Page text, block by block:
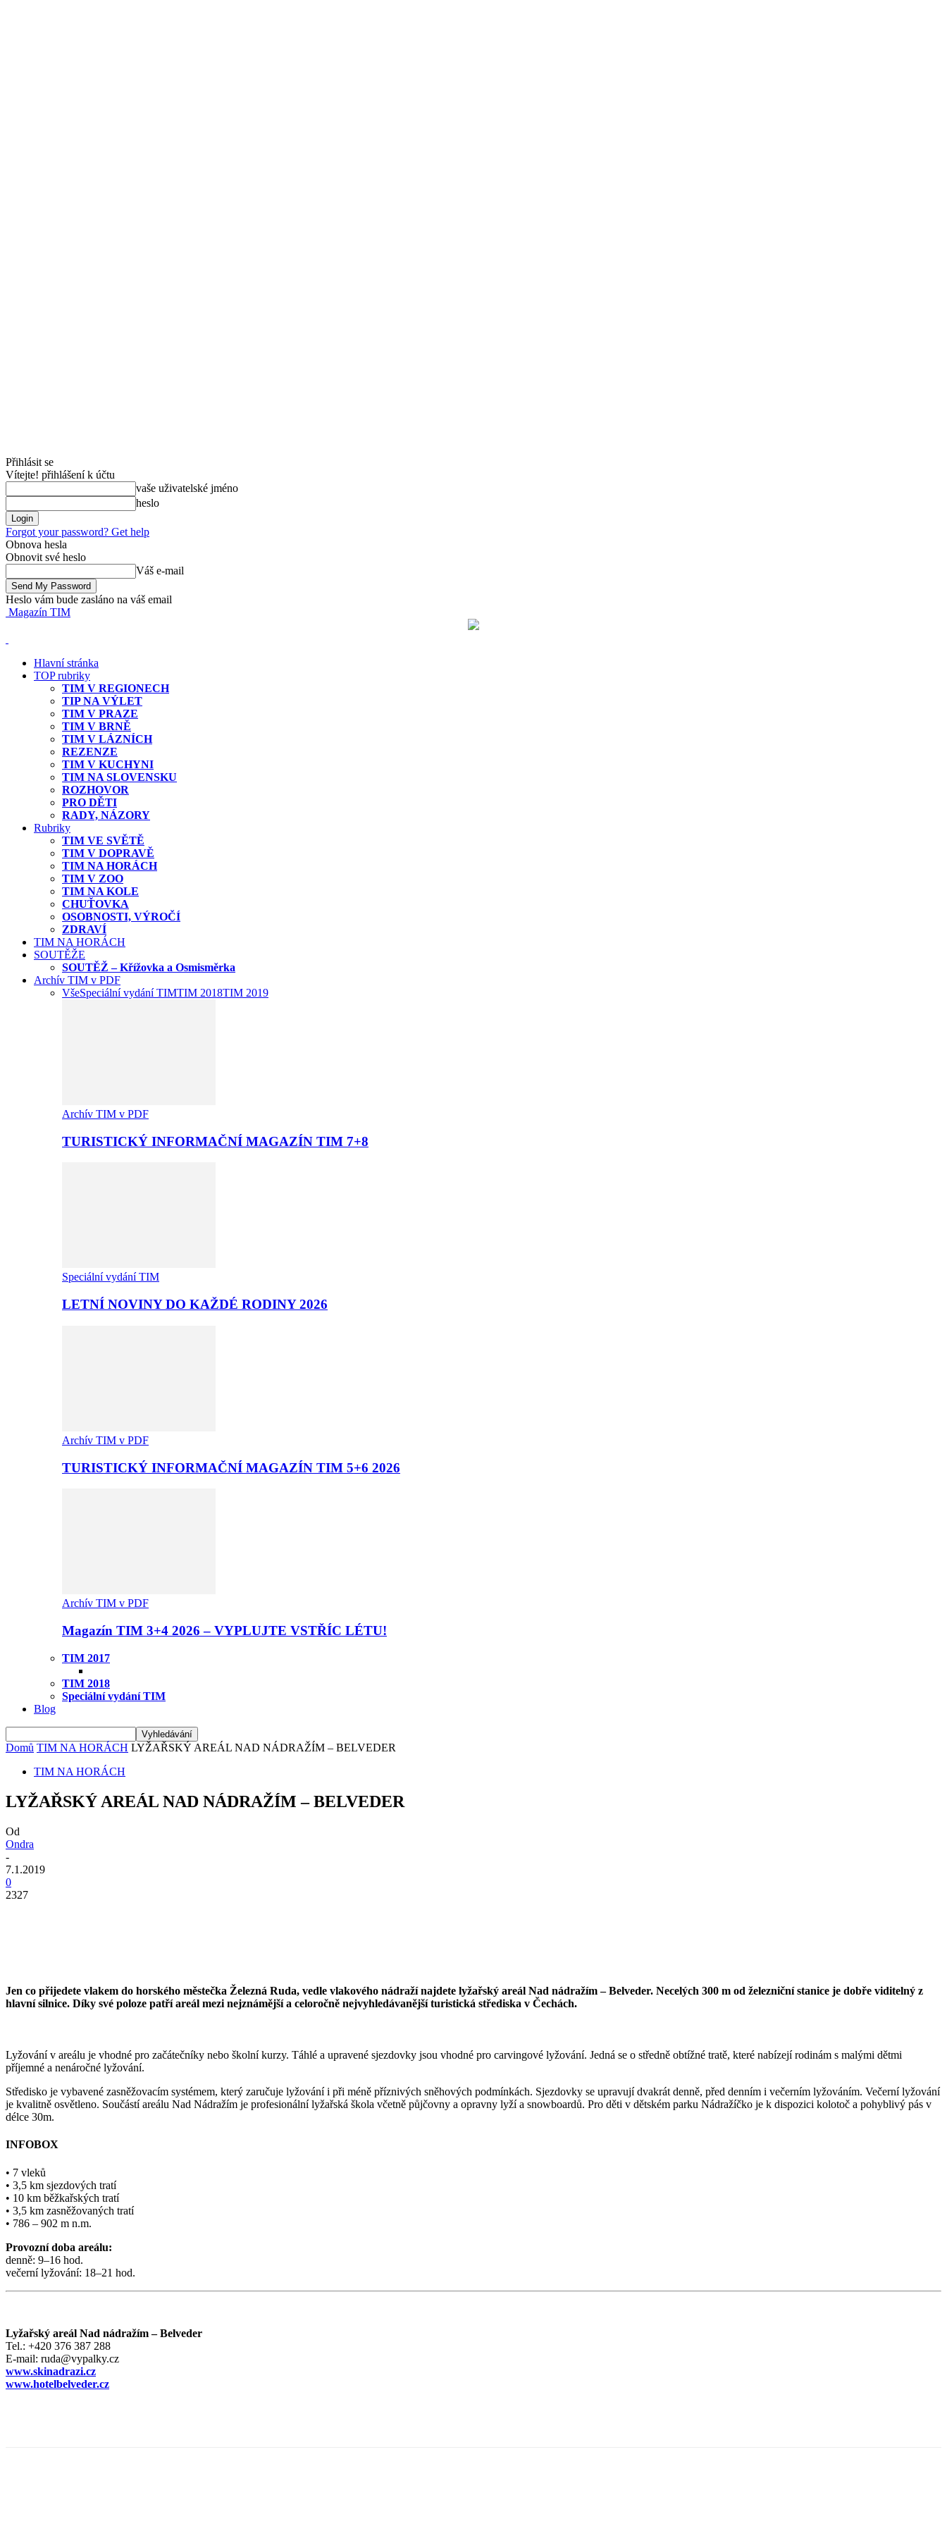
Přihlásit se
Vítejte! přihlášení k účtu
vaše uživatelské jméno
heslo
Forgot your password? Get help
Obnova hesla
Obnovit své heslo
Váš e-mail
Heslo vám bude zasláno na váš email
Magazín TIM
Hlavní stránka
TOP rubriky
TIM V REGIONECH
TIP NA VÝLET
TIM V PRAZE
TIM V BRNĚ
TIM V LÁZNÍCH
REZENZE
TIM V KUCHYNI
TIM NA SLOVENSKU
ROZHOVOR
PRO DĚTI
RADY, NÁZORY
Rubriky
TIM VE SVĚTĚ
TIM V DOPRAVĚ
TIM NA HORÁCH
TIM V ZOO
TIM NA KOLE
CHUŤOVKA
OSOBNOSTI, VÝROČÍ
ZDRAVÍ
TIM NA HORÁCH
SOUTĚŽE
SOUTĚŽ – Křížovka a Osmisměrka
Archív TIM v PDF
VšeSpeciální vydání TIMTIM 2018TIM 2019
Archív TIM v PDF
TURISTICKÝ INFORMAČNÍ MAGAZÍN TIM 7+8
Speciální vydání TIM
LETNÍ NOVINY DO KAŽDÉ RODINY 2026
Archív TIM v PDF
TURISTICKÝ INFORMAČNÍ MAGAZÍN TIM 5+6 2026
Archív TIM v PDF
Magazín TIM 3+4 2026 – VYPLUJTE VSTŘÍC LÉTU!
TIM 2017
TIM 2018
Speciální vydání TIM
Blog
Domů TIM NA HORÁCH LYŽAŘSKÝ AREÁL NAD NÁDRAŽÍM – BELVEDER
TIM NA HORÁCH
LYŽAŘSKÝ AREÁL NAD NÁDRAŽÍM – BELVEDER
Od
Ondra
-
7.1.2019
0
2327
Jen co přijedete vlakem do horského městečka Železná Ruda, vedle vlakového nádraží najdete lyžařský areál Nad nádražím – Belveder. Necelých 300 m od železniční stanice je dobře viditelný z
hlavní silnice. Díky své poloze patří areál mezi nejznámější a celoročně nejvyhledávanější turistická střediska v Čechách.
Lyžování v areálu je vhodné pro začátečníky nebo školní kurzy. Táhlé a upravené sjezdovky jsou vhodné pro carvingové lyžování. Jedná se o středně obtížné tratě, které nabízejí rodinám s malými dětmi
příjemné a nenáročné lyžování.
Středisko je vybavené zasněžovacím systémem, který zaručuje lyžování i při méně příznivých sněhových podmínkách. Sjezdovky se upravují dvakrát denně, před denním i večerním lyžováním. Večerní lyžování
je kvalitně osvětleno. Součástí areálu Nad Nádražím je profesionální lyžařská škola včetně půjčovny a opravny lyží a snowboardů. Pro děti v dětském parku Nádražíčko je k dispozici kolotoč a pohyblivý pás v
délce 30m.
INFOBOX
• 7 vleků
• 3,5 km sjezdových tratí
• 10 km běžkařských tratí
• 3,5 km zasněžovaných tratí
• 786 – 902 m n.m.
Provozní doba areálu:
denně: 9–16 hod.
večerní lyžování: 18–21 hod.
Lyžařský areál Nad nádražím – Belveder
Tel.: +420 376 387 288
E-mail: ruda@vypalky.cz
www.skinadrazi.cz
www.hotelbelveder.cz